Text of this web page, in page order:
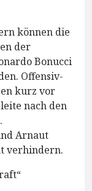
können die
der
Bonucci
Offensiv-
kurz vor
nach den
Arnaut
verhindern.